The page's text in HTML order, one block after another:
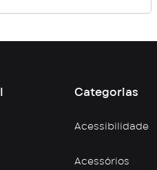
Categorias
Acessibilidade
Acessórios